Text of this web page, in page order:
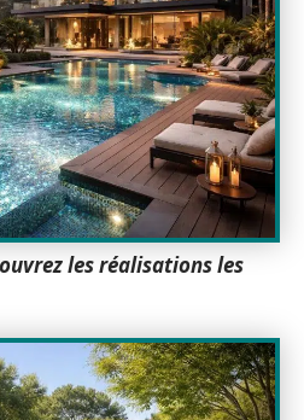
les réalisations les